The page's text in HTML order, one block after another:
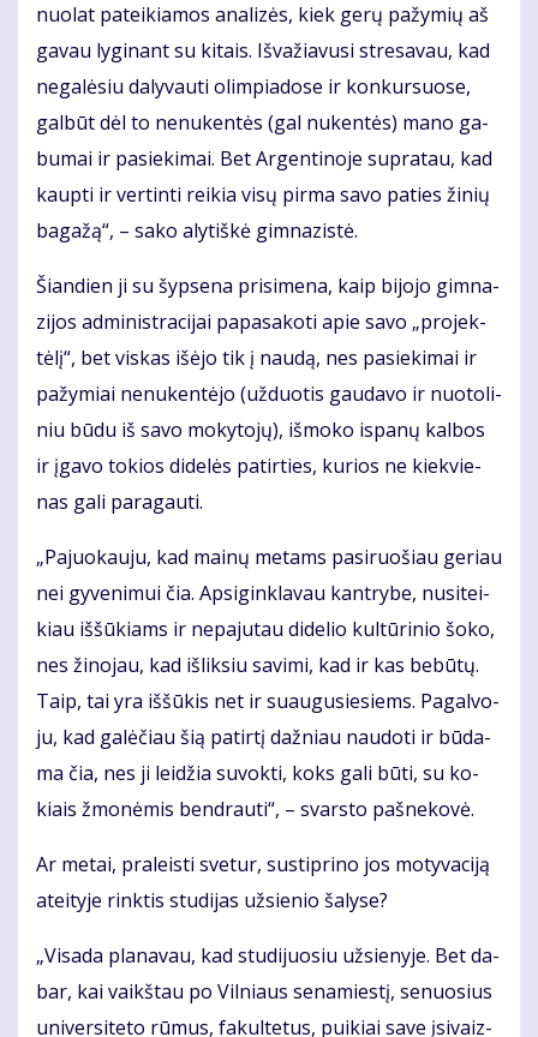
nuo­lat pa­tei­kia­mos ana­li­zės, kiek ge­rų pa­žy­mių aš
ga­vau ly­gi­nant su ki­tais. Iš­va­žia­vu­si stre­sa­vau, kad
ne­ga­lė­siu da­ly­vau­ti olim­pia­do­se ir kon­kur­suo­se,
gal­būt dėl to ne­nu­ken­tės (gal nu­ken­tės) ma­no ga­
bu­mai ir pa­sie­ki­mai. Bet Ar­gen­ti­no­je su­pra­tau, kad
kaup­ti ir ver­tin­ti rei­kia vi­sų pir­ma sa­vo pa­ties ži­nių
ba­ga­žą“, – sa­ko aly­tiš­kė gim­na­zis­tė.
Šian­dien ji su šyp­se­na pri­si­me­na, kaip bi­jo­jo gim­na­
zi­jos ad­mi­nist­ra­ci­jai pa­pa­sa­ko­ti apie sa­vo „pro­jek­
tė­lį“, bet vis­kas iš­ėjo tik į nau­dą, nes pa­sie­ki­mai ir
pa­žy­miai ne­nu­ken­tė­jo (už­duo­tis gau­da­vo ir nuo­to­li­
niu bū­du iš sa­vo mo­ky­to­jų), iš­mo­ko is­pa­nų kal­bos
ir įga­vo to­kios di­de­lės pa­tir­ties, ku­rios ne kiek­vie­
nas ga­li pa­ra­gau­ti.
„Pa­juo­kau­ju, kad mai­nų me­tams pa­si­ruo­šiau ge­riau
nei gy­ve­ni­mui čia. Ap­si­gin­kla­vau kan­try­be, nu­si­tei­
kiau iš­šū­kiams ir ne­pa­ju­tau di­de­lio kul­tū­ri­nio šo­ko,
nes ži­no­jau, kad iš­lik­siu sa­vi­mi, kad ir kas be­bū­tų.
Taip, tai yra iš­šū­kis net ir su­au­gu­sie­siems. Pa­gal­vo­
ju, kad ga­lė­čiau šią pa­tir­tį daž­niau nau­do­ti ir bū­da­
ma čia, nes ji lei­džia su­vok­ti, koks ga­li bū­ti, su ko­
kiais žmo­nė­mis ben­drau­ti“, – svars­to pa­šne­ko­vė.
Ar me­tai, pra­leis­ti sve­tur, su­stip­ri­no jos mo­ty­va­ci­ją
at­ei­ty­je rink­tis stu­di­jas už­sie­nio ša­ly­se?
„Vi­sa­da pla­na­vau, kad stu­di­juo­siu už­sie­ny­je. Bet da­
bar, kai vaikš­tau po Vil­niaus se­na­mies­tį, se­nuo­sius
uni­ver­si­te­to rū­mus, fa­kul­te­tus, pui­kiai sa­ve įsi­vaiz­